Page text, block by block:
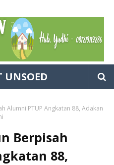
UNSOED
Alumni PTUP Angkatan 88, Adakan
Berpisah
88,